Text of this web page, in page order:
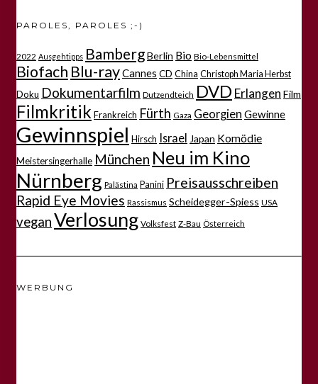
PAROLES, PAROLES ;-)
2022 Ausgehtipps BambergBerlin Bio Bio-Lebensmittel
Biofach Blu-rayCannes CD China Christoph Maria Herbst
Doku Dokumentarfilm Dutzendteich DVD Erlangen Film
Filmkritik Frankreich Fürth Gaza Georgien Gewinne
Gewinnspiel Hirsch Israel Japan Komödie
Meistersingerhalle München Neu im Kino
Nürnberg Palästina Panini Preisausschreiben
Rapid Eye Movies Rassismus Scheidegger-Spiess USA
veganVerlosung Volksfest Z-Bau Österreich
WERBUNG